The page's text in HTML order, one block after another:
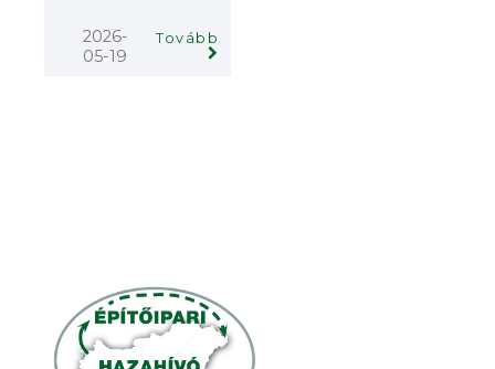
2026-
05-19
Tovább